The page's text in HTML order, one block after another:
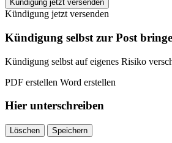
Haftpflichtversicherung
kündigen
quantity
Kündigung jetzt versenden
Kündigung jetzt versenden
Kündigung selbst zur Post
Kündigung selbst auf eigenes Risiko
PDF erstellen Word erstellen
Hier unterschreiben
Löschen Speichern